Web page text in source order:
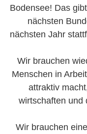
Bodensee! Das
nächsten
nächsten Jahr
Wir brauchen
Menschen in
attraktiv
wirtschaften und
Wir brauchen